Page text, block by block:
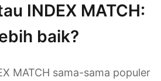
INDEX MATCH:
baik?
MATCH sama-sama populer